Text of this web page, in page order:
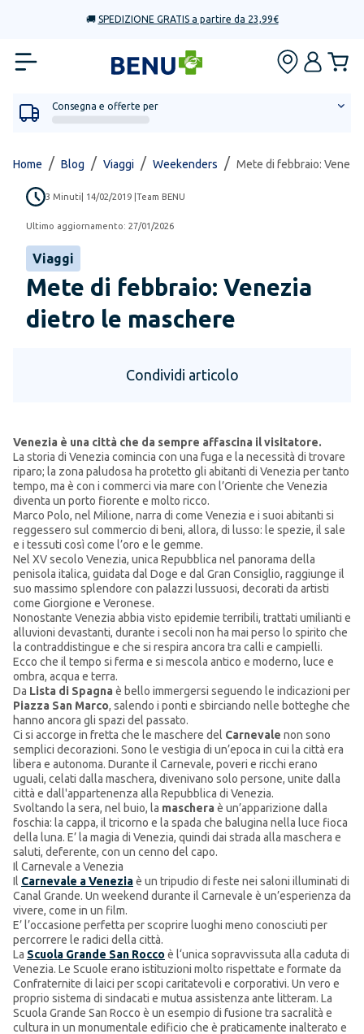
🚚 SPEDIZIONE GRATIS a partire da 23,99€
Consegna e offerte per
Home / Blog / Viaggi / Weekenders / Mete di febbraio:
3 Minuti 14/02/2019 Team BENU
Ultimo aggiornamento: 27/01/2026
Viaggi
Mete di febbraio: Venezia
dietro le maschere
Condividi articolo
Venezia è una città che da sempre affascina il visitatore.
La storia di Venezia comincia con una fuga e la necessità di trovare
riparo; la zona paludosa ha protetto gli abitanti di Venezia per tanto
tempo, ma è con i commerci via mare con l’Oriente che Venezia
diventa un porto fiorente e molto ricco.
Marco Polo, nel Milione, narra di come Venezia e i suoi abitanti si
reggessero sul commercio di beni, allora, di lusso: le spezie, il sale
e i tessuti così come l’oro e le gemme.
Nel XV secolo Venezia, unica Repubblica nel panorama della
penisola italica, guidata dal Doge e dal Gran Consiglio, raggiunge il
suo massimo splendore con palazzi lussuosi, decorati da artisti
come Giorgione e Veronese.
Nonostante Venezia abbia visto epidemie terribili, trattati umilianti e
alluvioni devastanti, durante i secoli non ha mai perso lo spirito che
la contraddistingue e che si respira ancora tra calli e campielli.
Ecco che il tempo si ferma e si mescola antico e moderno, luce e
ombra, acqua e terra.
Da Lista di Spagna è bello immergersi seguendo le indicazioni per
Piazza San Marco, salendo i ponti e sbirciando nelle botteghe che
hanno ancora gli spazi del passato.
Ci si accorge in fretta che le maschere del Carnevale non sono
semplici decorazioni. Sono le vestigia di un’epoca in cui la città era
libera e autonoma. Durante il Carnevale, poveri e ricchi erano
uguali, celati dalla maschera, divenivano solo persone, unite dalla
città e dall'appartenenza alla Repubblica di Venezia.
Svoltando la sera, nel buio, la maschera è un’apparizione dalla
foschia: la cappa, il tricorno e la spada che balugina nella luce fioca
della luna. E’ la magia di Venezia, quindi dai strada alla maschera e
saluti, deferente, con un cenno del capo.
Il Carnevale a Venezia
Il Carnevale a Veneziaè un tripudio di feste nei saloni illuminati di
Canal Grande. Un weekend durante il Carnevale è un’esperienza da
vivere, come in un film.
E’ l’occasione perfetta per scoprire luoghi meno conosciuti per
percorrere le radici della città.
La Scuola Grande San Rocco è l‘unica sopravvissuta alla caduta di
Venezia. Le Scuole erano istituzioni molto rispettate e formate da
Confraternite di laici per scopi caritatevoli e corporativi. Un vero e
proprio sistema di sindacati e mutua assistenza ante litteram. La
Scuola Grande San Rocco è un esempio di fusione tra sacralità e
cultura in un monumentale edificio che è praticamente inalterato e